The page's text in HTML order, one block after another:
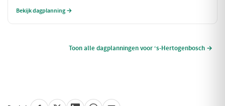
wilt genieten van alles wat Chaam te bieden heeft.
Bekijk dagplanning →
Toon alle dagplanningen voor ‘s-Hertogenbosch →